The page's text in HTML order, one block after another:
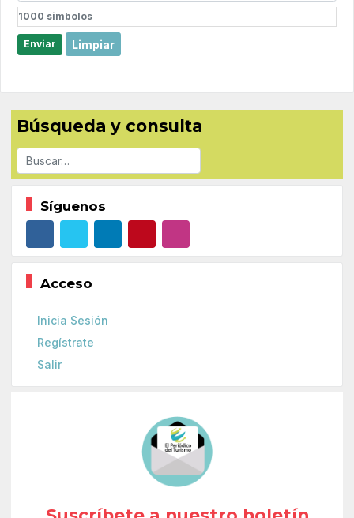
1000 simbolos
Enviar Limpiar
Búsqueda y consulta
Buscar
Síguenos
Acceso
Inicia Sesión
Regístrate
Salir